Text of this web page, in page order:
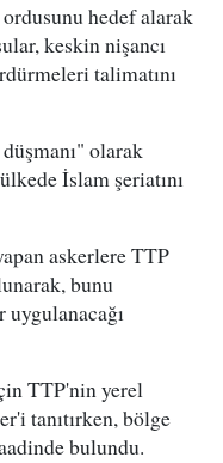
hedef alarak
keskin nişancı
talimatını
olarak
İslam şeriatını
askerlere TTP
bunu
uygulanacağı
TTP'nin yerel
tanıtırken, bölge
bulundu.